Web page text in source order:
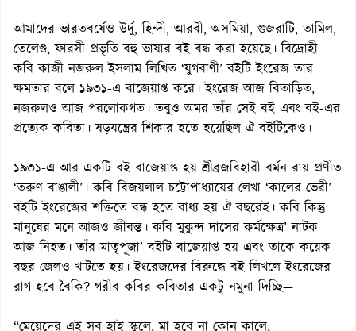
আমাদের ভারতবর্ষেও উর্দু, হিন্দী, আরবী, অসমিয়া, গুজরাটি, তামিল,
তেলেগু, ফারসী প্রভৃতি বহু ভাষার বই বন্ধ করা হয়েছে। বিদ্রোহী
কবি কাজী নজরুল ইসলাম লিখিত ‘যুগবাণী’ বইটি ইংরেজ তার
ক্ষমতার বলে ১৯৩১-এ বাজেয়াপ্ত করে। ইংরেজ আজ বিতাড়িত,
নজরুলও আজ পরলোকগত। তবুও অমর তাঁর সেই বই এবং বই-এর
প্রত্যেক কবিতা। ষড়যন্ত্রের শিকার হতে হয়েছিল ঐ বইটিকেও।
১৯৩১-এ আর একটি বই বাজেয়াপ্ত হয় শ্রীব্রজবিহারী বর্মন রায় প্রণীত
‘তরুণ বাঙালী’। কবি বিজয়লাল চট্টোপাধ্যায়ের লেখা ‘কালের ভেরী’
বইটি ইংরেজের শক্তিতে বন্ধ হতে বাধ্য হয় ঐ বছরেই। কবি কিন্তু
মানুষের মনে আজও জীবন্ত। কবি মুকুন্দ দাসের কর্মক্ষেত্র’ নাটক
আজ নিহত। তাঁর মাতৃপূজা’ বইটি বাজেয়াপ্ত হয় এবং তাকে কয়েক
বছর জেলও খাটতে হয়। ইংরেজদের বিরুদ্ধে বই লিখলে ইংরেজের
রাগ হবে বৈকি? গরীব কবির কবিতার একটু নমুনা দিচ্ছি—
“মেয়েদের এই সব হাই স্কুলে, মা হবে না কোন কালে,